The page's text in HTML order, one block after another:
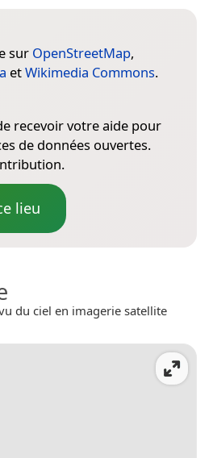
sur OpenStreetMap,
etWikimedia Commons.
recevoir votre aide pour
de données ouvertes.
lieu
du ciel en imagerie satellite